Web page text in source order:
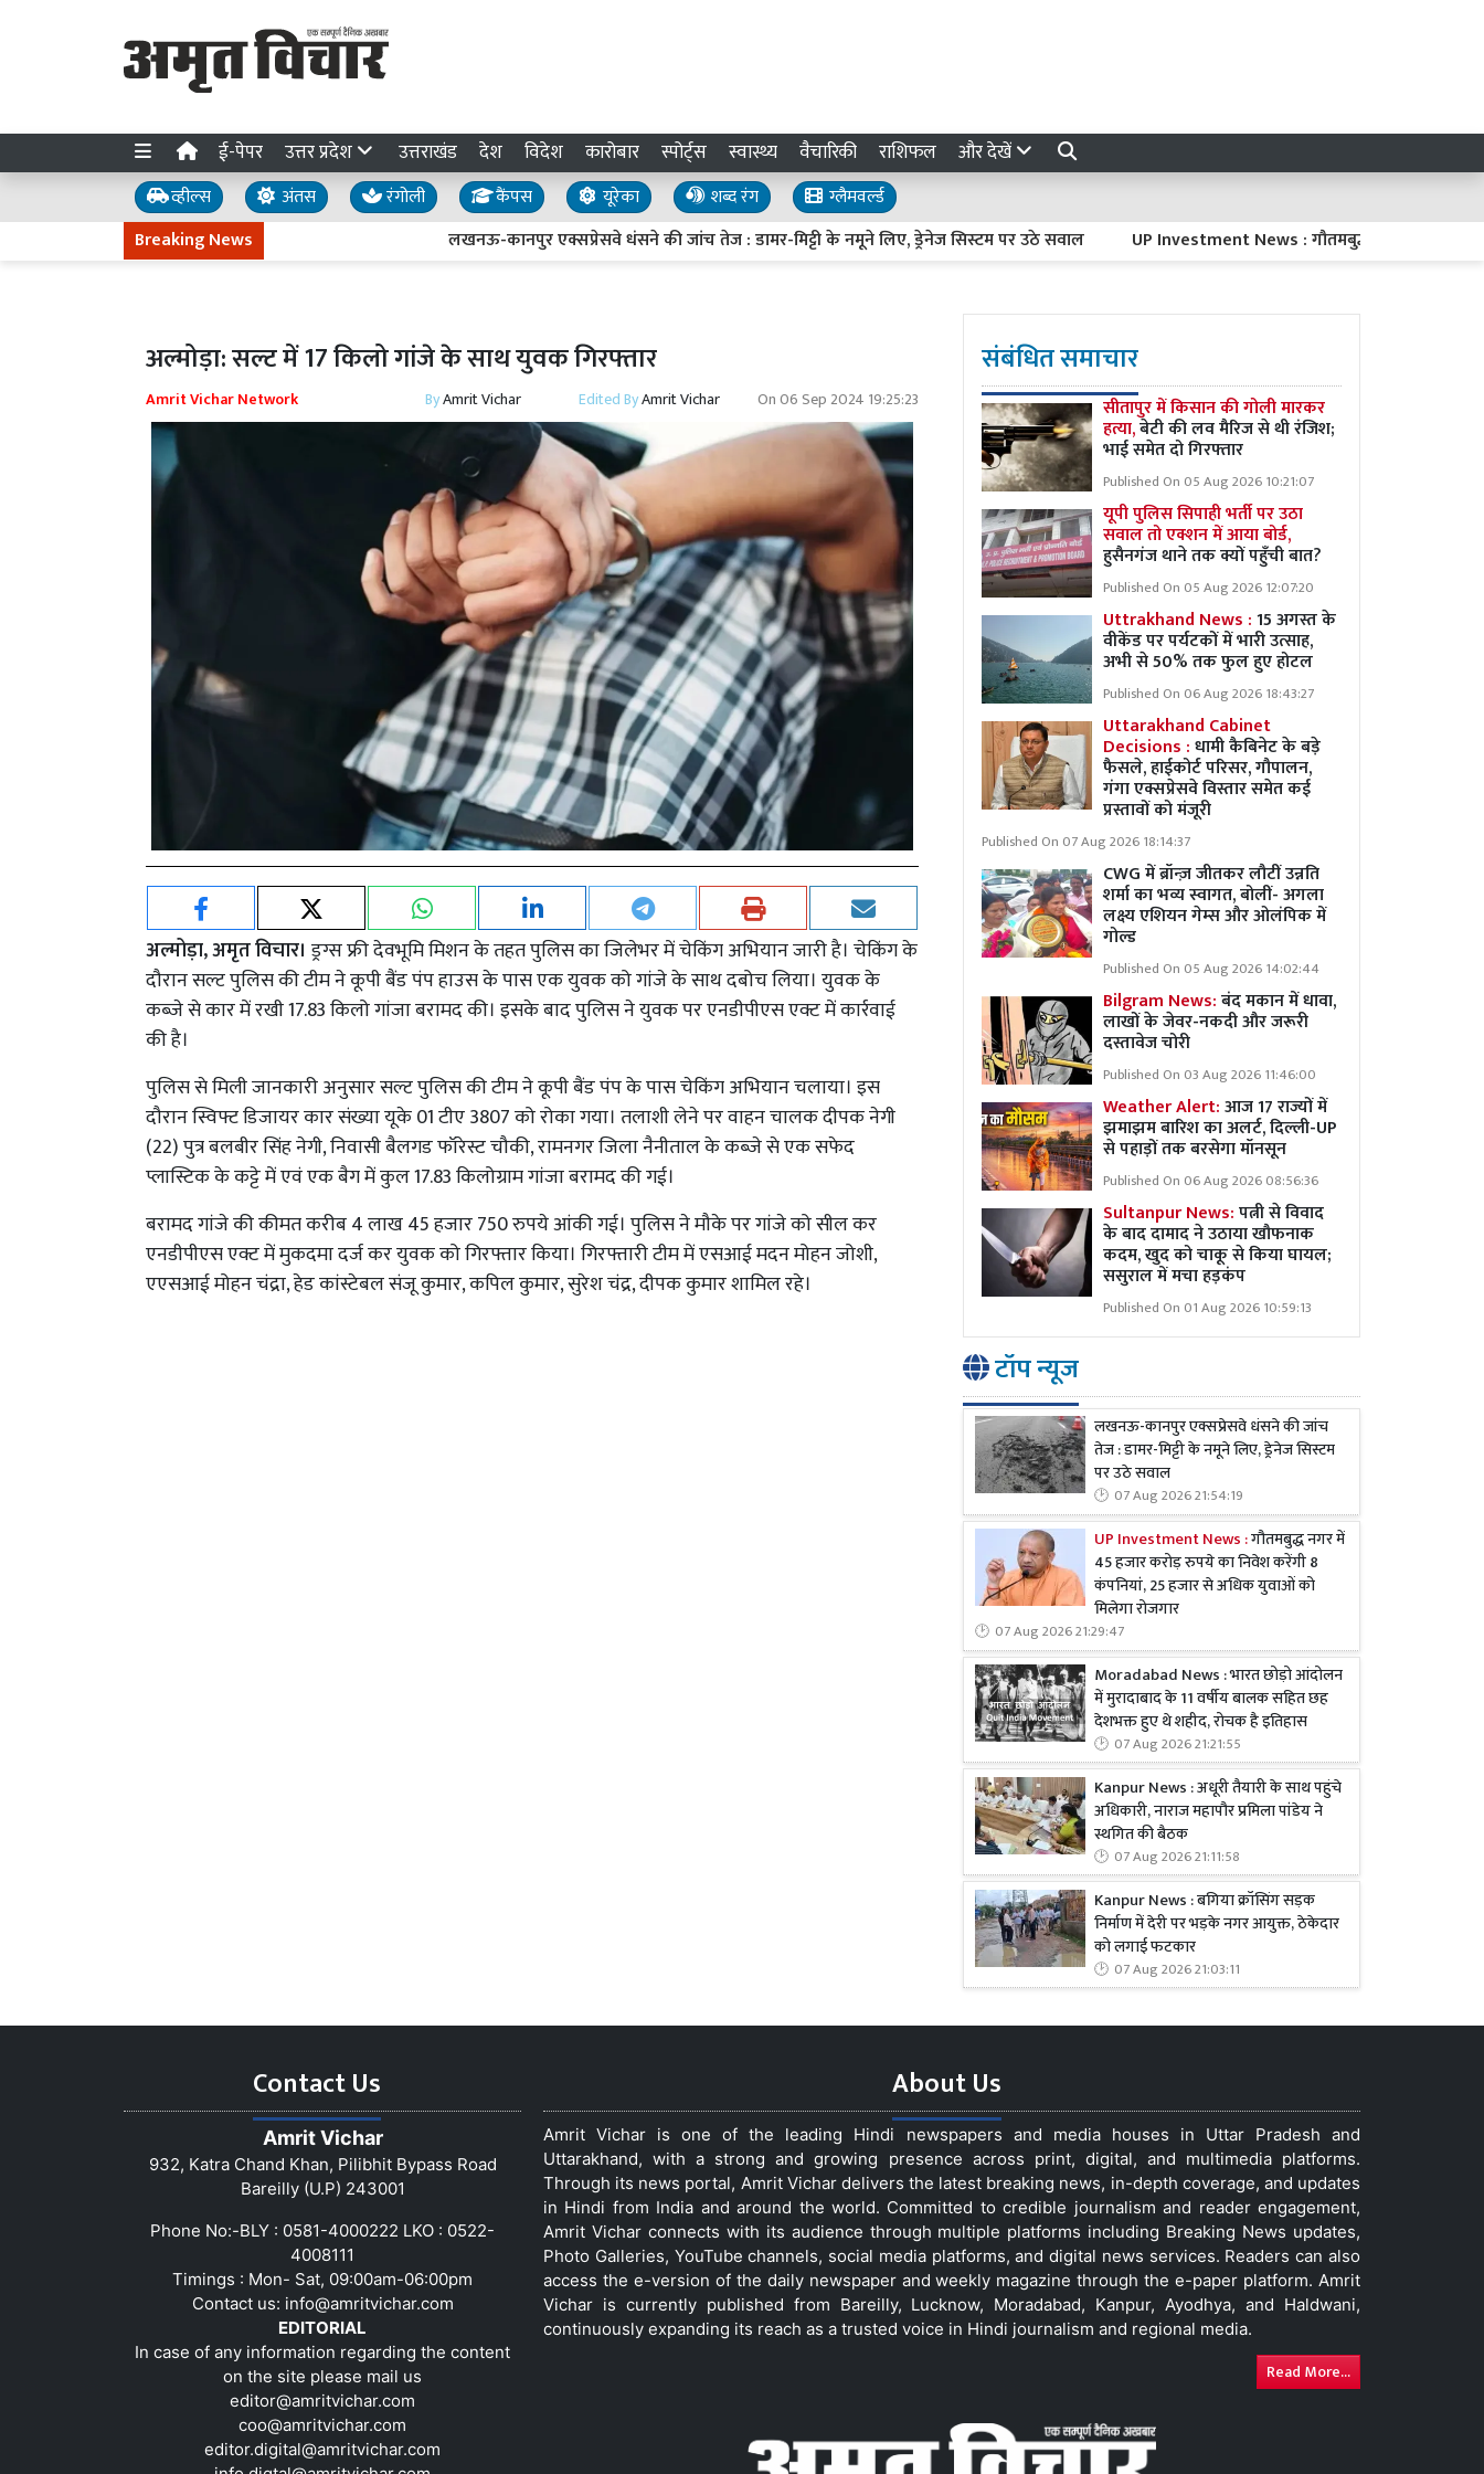
ई-पेपर उत्तर प्रदेश उत्तराखंड देश विदेश कारोबार स्पोर्ट्स स्वास्थ्य वैचारिकी राशिफल और देखें
व्हील्स अंतस रंगोली कैंपस यूरेका शब्द रंग
ग्लैमवर्ल्ड
Breaking News
लखनऊ-कानपुर एक्सप्रेसवे धंसने की जांच तेज : डामर-मिट्टी के नमूने लिए, ड्रेनेज सिस्टम पर उठे सवाल UP Investment News : गौतमबुद्ध नगर में 45 हजार
अल्मोड़ा: सल्ट में 17 किलो गांजे के साथ युवक गिरफ्तार
Amrit Vichar Network ByAmrit Vichar Edited ByAmrit Vichar On06 Sep 2024 19:25:23
अल्मोड़ा, अमृत विचार। ड्रग्स फ्री देवभूमि मिशन के तहत पुलिस का जिलेभर में चेकिंग अभियान जारी है। चेकिंग के
दौरान सल्ट पुलिस की टीम ने कूपी बैंड पंप हाउस के पास एक युवक को गांजे के साथ दबोच लिया। युवक के
कब्जे से कार में रखी 17.83 किलो गांजा बरामद की। इसके बाद पुलिस ने युवक पर एनडीपीएस एक्ट में कार्रवाई
की है।
पुलिस से मिली जानकारी अनुसार सल्ट पुलिस की टीम ने कूपी बैंड पंप के पास चेकिंग अभियान चलाया। इस
दौरान स्विफ्ट डिजायर कार संख्या यूके 01 टीए 3807 को रोका गया। तलाशी लेने पर वाहन चालक दीपक नेगी
(22) पुत्र बलबीर सिंह नेगी, निवासी बैलगड फॉरेस्ट चौकी, रामनगर जिला नैनीताल के कब्जे से एक सफेद
प्लास्टिक के कट्टे में एवं एक बैग में कुल 17.83 किलोग्राम गांजा बरामद की गई।
बरामद गांजे की कीमत करीब 4 लाख 45 हजार 750 रुपये आंकी गई। पुलिस ने मौके पर गांजे को सील कर
एनडीपीएस एक्ट में मुकदमा दर्ज कर युवक को गिरफ्तार किया। गिरफ्तारी टीम में एसआई मदन मोहन जोशी,
एएसआई मोहन चंद्रा, हेड कांस्टेबल संजू कुमार, कपिल कुमार, सुरेश चंद्र, दीपक कुमार शामिल रहे।
संबंधित समाचार
सीतापुर में किसान की गोली मारकर
हत्या,बेटी की लव मैरिज से थी रंजिश;
भाई समेत दो गिरफ्तार
Published On 05 Aug 2026 10:21:07
यूपी पुलिस सिपाही भर्ती पर उठा
सवाल तो एक्शन में आया बोर्ड,
हुसैनगंज थाने तक क्यों पहुँची बात?
Published On 05 Aug 2026 12:07:20
Uttrakhand News :15 अगस्त के
वीकेंड पर पर्यटकों में भारी उत्साह,
अभी से 50% तक फुल हुए होटल
Published On 06 Aug 2026 18:43:27
Uttarakhand Cabinet
Decisions :धामी कैबिनेट के बड़े
फैसले, हाईकोर्ट परिसर, गौपालन,
गंगा एक्सप्रेसवे विस्तार समेत कई
प्रस्तावों को मंजूरी
Published On 07 Aug 2026 18:14:37
CWG में ब्रॉन्ज़ जीतकर लौटीं उन्नति
शर्मा का भव्य स्वागत, बोलीं- अगला
लक्ष्य एशियन गेम्स और ओलंपिक में
गोल्ड
Published On 05 Aug 2026 14:02:44
Bilgram News:बंद मकान में धावा,
लाखों के जेवर-नकदी और जरूरी
दस्तावेज चोरी
Published On 03 Aug 2026 11:46:00
Weather Alert:आज 17 राज्यों में
झमाझम बारिश का अलर्ट, दिल्ली-UP
से पहाड़ों तक बरसेगा मॉनसून
Published On 06 Aug 2026 08:56:36
Sultanpur News:पत्नी से विवाद
के बाद दामाद ने उठाया खौफनाक
कदम, खुद को चाकू से किया घायल;
ससुराल में मचा हड़कंप
Published On 01 Aug 2026 10:59:13
टॉप न्यूज
लखनऊ-कानपुर एक्सप्रेसवे धंसने की जांच
तेज : डामर-मिट्टी के नमूने लिए, ड्रेनेज सिस्टम
पर उठे सवाल
07 Aug 2026 21:54:19
UP Investment News :गौतमबुद्ध नगर में
45 हजार करोड़ रुपये का निवेश करेंगी 8
कंपनियां, 25 हजार से अधिक युवाओं को
मिलेगा रोजगार
07 Aug 2026 21:29:47
Moradabad News : भारत छोड़ो आंदोलन
में मुरादाबाद के 11 वर्षीय बालक सहित छह
देशभक्त हुए थे शहीद, रोचक है इतिहास
07 Aug 2026 21:21:55
Kanpur News : अधूरी तैयारी के साथ पहुंचे
अधिकारी, नाराज महापौर प्रमिला पांडेय ने
स्थगित की बैठक
07 Aug 2026 21:11:58
Kanpur News : बगिया क्रॉसिंग सड़क
निर्माण में देरी पर भड़के नगर आयुक्त, ठेकेदार
को लगाई फटकार
07 Aug 2026 21:03:11
Contact Us
Amrit Vichar
932, Katra Chand Khan, Pilibhit Bypass Road
Bareilly (U.P) 243001
Phone No:-BLY : 0581-4000222 LKO : 0522-
4008111
Timings : Mon- Sat, 09:00am-06:00pm
Contact us: info@amritvichar.com
EDITORIAL
In case of any information regarding the content
on the site please mail us
editor@amritvichar.com
coo@amritvichar.com
editor.digital@amritvichar.com
About Us
Amrit Vichar is one of the leading Hindi newspapers and media houses in Uttar Pradesh and
Uttarakhand, with a strong and growing presence across print, digital, and multimedia platforms.
Through its news portal, Amrit Vichar delivers the latest breaking news, in-depth coverage, and updates
in Hindi from India and around the world. Committed to credible journalism and reader engagement,
Amrit Vichar connects with its audience through multiple platforms including Breaking News updates,
Photo Galleries, YouTube channels, social media platforms, and digital news services. Readers can also
access the e-version of the daily newspaper and weekly magazine through the e-paper platform. Amrit
Vichar is currently published from Bareilly, Lucknow, Moradabad, Kanpur, Ayodhya, and Haldwani,
continuously expanding its reach as a trusted voice in Hindi journalism and regional media.
Read More...